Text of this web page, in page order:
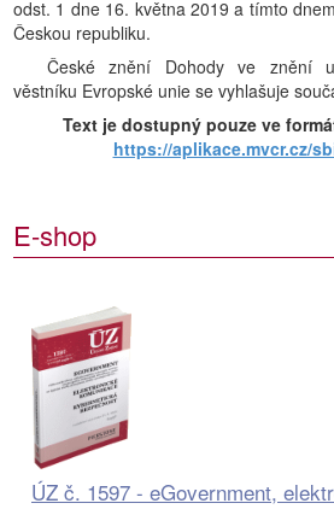
odst. 1 dne 16. května 2019 a tímto
Českou republiku.
České znění Dohody ve znění
věstníku Evropské unie se vyhlašuje
Text je dostupný pouze ve
https://aplikace.mvcr.cz/
E-shop
ÚZ č. 1597 - eGovernment,